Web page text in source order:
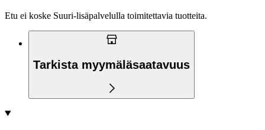
Etu ei koske Suuri‑lisäpalvelulla toimitettavia tuotteita.
Tarkista myymäläsaatavuus